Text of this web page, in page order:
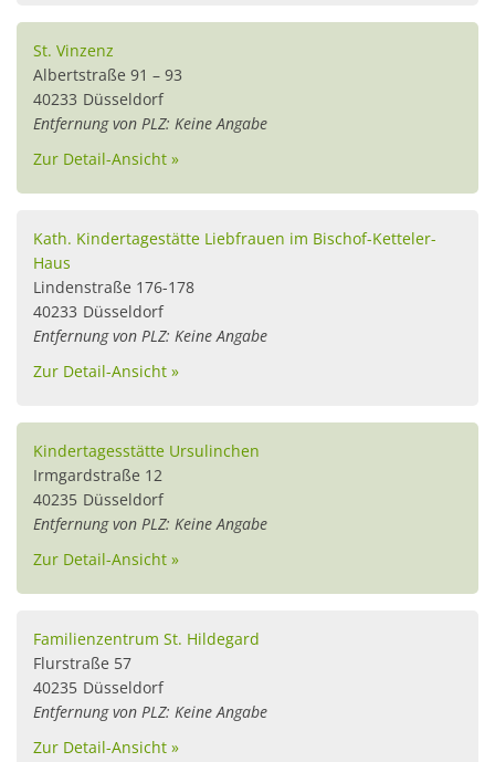
St. Vinzenz
Albertstraße 91 – 93
40233 Düsseldorf
Entfernung von PLZ: Keine Angabe
Zur Detail-Ansicht »
Kath. Kindertagestätte Liebfrauen im Bischof-Ketteler-
Haus
Lindenstraße 176-178
40233 Düsseldorf
Entfernung von PLZ: Keine Angabe
Zur Detail-Ansicht »
Kindertagesstätte Ursulinchen
Irmgardstraße 12
40235 Düsseldorf
Entfernung von PLZ: Keine Angabe
Zur Detail-Ansicht »
Familienzentrum St. Hildegard
Flurstraße 57
40235 Düsseldorf
Entfernung von PLZ: Keine Angabe
Zur Detail-Ansicht »